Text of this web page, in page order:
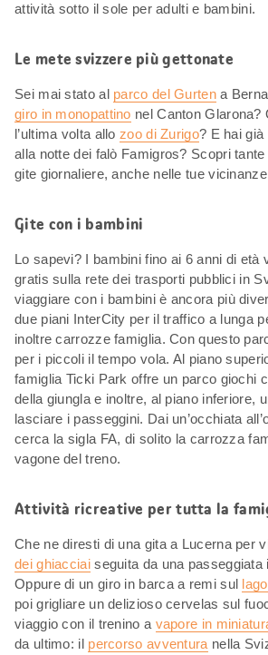
attività sotto il sole per adulti e bambini.
Le mete svizzere più gettonate
Sei mai stato al parco del Gurtena
giro in monopattino nel Canton Glarona?
l’ultima volta allozoo di Zurigo? E hai già
alla notte dei falò Famigros? Scopri
gite giornaliere, anche nelle tue
Gite con i bambini
Lo sapevi? I bambini fino ai 6 anni di età
gratis sulla rete dei trasporti pubblici in
viaggiare con i bambini è ancora più
due piani InterCity per il traffico a lunga
inoltre carrozze famiglia. Con questo
per i piccoli il tempo vola. Al piano
famiglia Ticki Park offre un parco giochi
della giungla e inoltre, al piano inferiore,
lasciare i passeggini. Dai un’occhiata
cerca la sigla FA, di solito la carrozza
vagone del treno.
Attività ricreative per tutta la
Che ne diresti di una gita a Lucerna per
dei ghiacciaiseguita da una passeggiata
Oppure di un giro in barca a remi sul
poi grigliare un delizioso cervelas sul
viaggio con il trenino a vapore in
da ultimo: il percorso avventura nella